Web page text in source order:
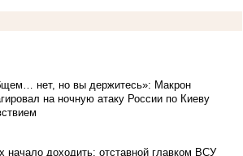
нет, но вы держитесь»: Макрон
на ночную атаку России по Киеву
начало доходить: отставной главком ВСУ